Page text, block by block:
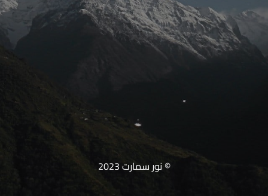
© نور سمارت 2023